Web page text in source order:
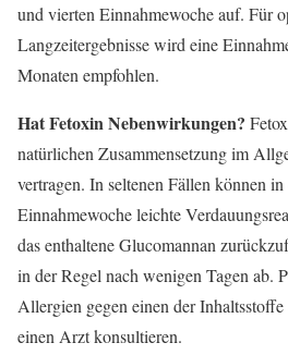
und vierten Einnahmewoche auf. Für
Langzeitergebnisse wird eine
Monaten empfohlen.
Hat Fetoxin Nebenwirkungen?
natürlichen Zusammensetzung im
vertragen. In seltenen Fällen können in
Einnahmewoche leichte
das enthaltene Glucomannan
in der Regel nach wenigen Tagen ab.
Allergien gegen einen der
einen Arzt konsultieren.